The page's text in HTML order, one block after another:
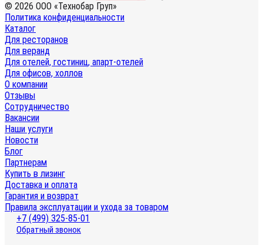
© 2026 ООО «Технобар Груп»
Политика конфиденциальности
Каталог
Для ресторанов
Для веранд
Для отелей, гостиниц, апарт-отелей
Для офисов, холлов
О компании
Отзывы
Сотрудничество
Вакансии
Наши услуги
Новости
Блог
Партнерам
Купить в лизинг
Доставка и оплата
Гарантия и возврат
Правила эксплуатации и ухода за товаром
+7 (499) 325-85-01
Обратный звонок